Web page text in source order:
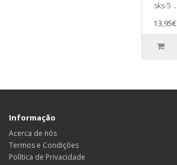
sks-5 ..
13,95€
Informação
Acerca de nós
Termos e Condições
Política de Privacidade